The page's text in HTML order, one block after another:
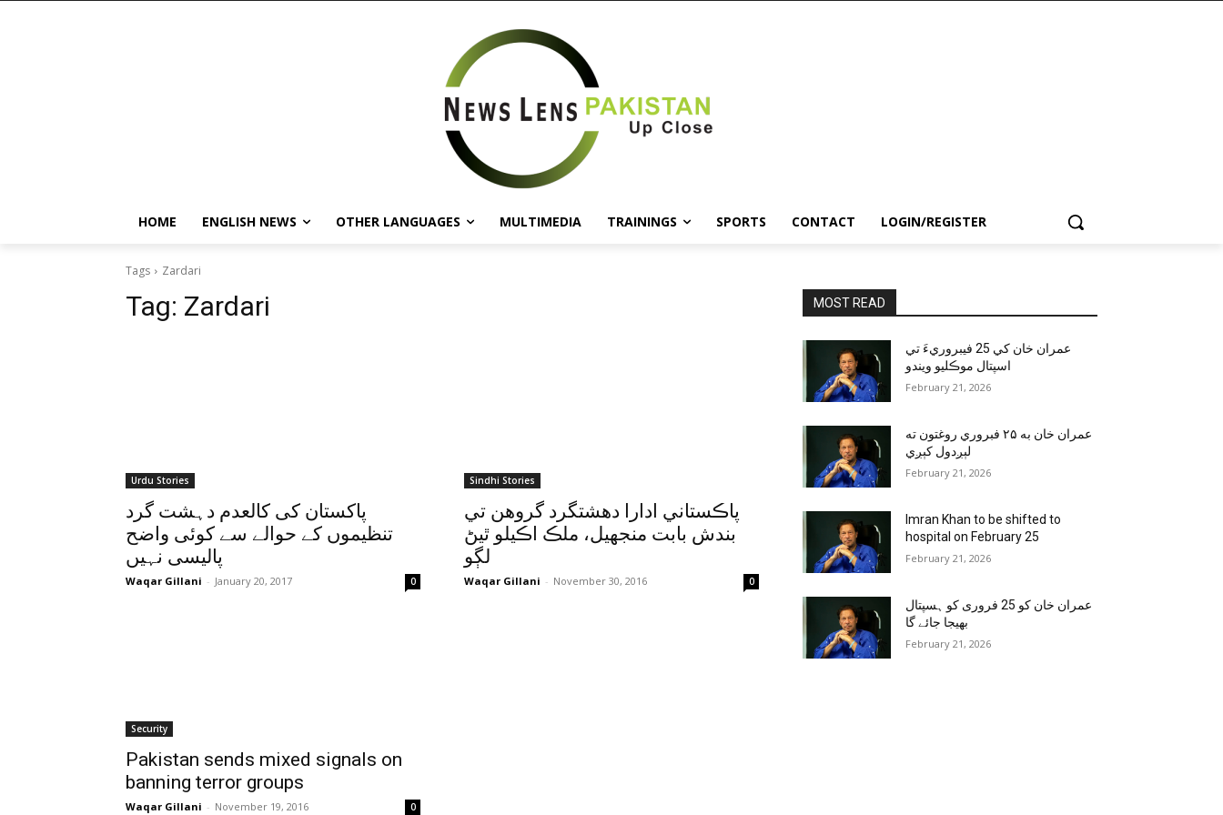
HOME ENGLISH NEWS OTHER LANGUAGES MULTIMEDIA TRAININGS SPORTS CONTACT LOGIN/REGISTER
Tags Zardari
Tag: Zardari
Urdu Stories
پاکستان کی کالعدم دہشت گرد
تنظیموں کے حوالے سے کوئی واضح
پالیسی نہیں
Waqar Gillani - January 20, 2017 0
Sindhi Stories
پاڪستاني ادارا دهشتگرد گروهن تي
بندش بابت منجهيل، ملڪ اڪيلو ٿيڻ
لڳو
Waqar Gillani - November 30, 2016 0
Security
Pakistan sends mixed signals on
banning terror groups
Waqar Gillani - November 19, 2016 0
MOST READ
عمران خان کي 25 فيبروريءَ تي
اسپتال موڪليو ويندو
February 21, 2026
عمران خان به ۲۵ فبروري روغتون ته
لېږدول کېږي
February 21, 2026
Imran Khan to be shifted to
hospital on February 25
February 21, 2026
عمران خان کو 25 فروری کو ہسپتال
بھیجا جائے گا
February 21, 2026